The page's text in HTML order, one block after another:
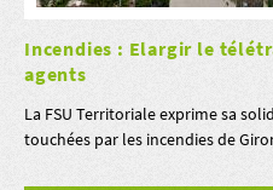
Incendies : Elargir le
agents
La FSU Territoriale exprime sa
touchées par les incendies de